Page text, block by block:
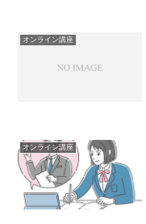
オンライン講座
オンライン講座